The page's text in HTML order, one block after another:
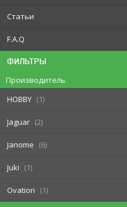
Статьи
F.A.Q
ФИЛЬТРЫ
Производитель
HOBBY
1
Jaguar 2
Janome 6
Juki 1
Ovation 1